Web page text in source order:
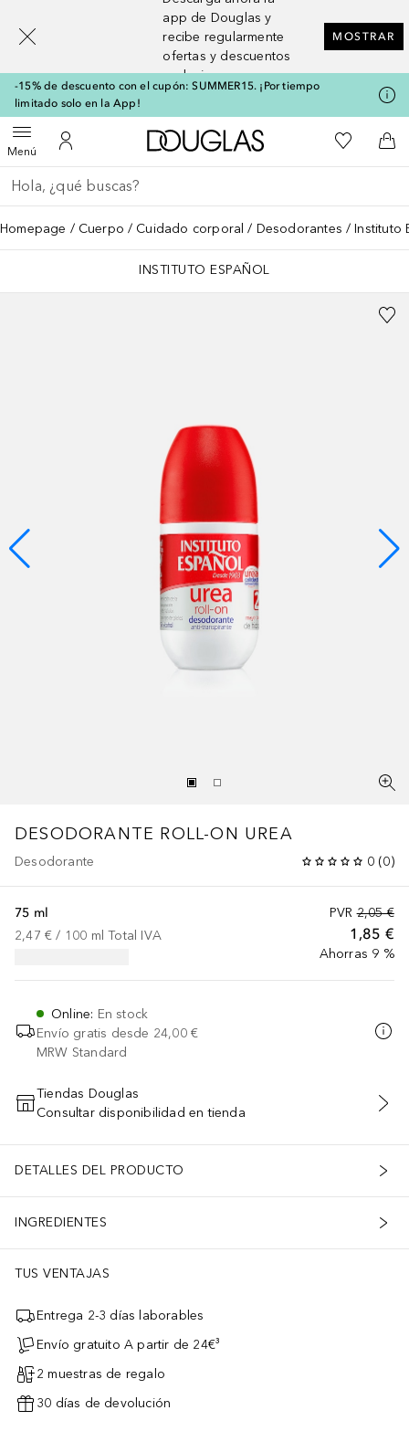
app de Douglas y
recibe regularmente
ofertas y descuentos
exclusivos
MOSTRAR
-15% de descuento con el cupón: SUMMER15. ¡Por tiempo
limitado solo en la App!
MenúAbrir menúMi cuenta
A Douglas HomeMi lista de
A
Regresar
Ejecutar búsqueda
Homepage Cuerpo Cuidado corporal Desodorantes Instituto
INSTITUTO ESPAÑOL
DESODORANTE ROLL-ON UREA
Desodorante 0 (0)
PVR 2,05 €
1,85 €
Ahorras 9 %
75 ml
2,47 € / 100 ml Total IVA
Online: En stock
Envío gratis desde 24,00 €
MRW Standard
AÑADIR AL CARRITO
Tiendas Douglas
Consultar disponibilidad en tienda
DETALLES DEL PRODUCTO
INGREDIENTES
TUS VENTAJAS
Entrega 2-3 días laborables
Envío gratuito A partir de 24€³
2 muestras de regalo
30 días de devolución
[navigation.slideout.screenreader]